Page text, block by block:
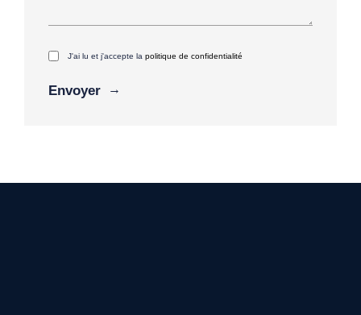
J'ai lu et j'accepte la politique de confidentialité